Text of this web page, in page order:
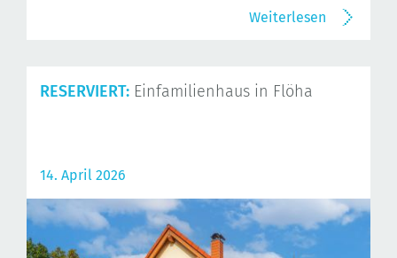
Weiterlesen
RESERVIERT: Einfamilienhaus in Flöha
14. April 2026